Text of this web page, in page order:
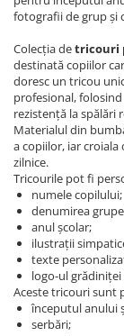
fotografii de grup și
Colecția detricouri
destinată copiilor
doresc un tricou
profesional,
rezistență la spălări
Materialul din
a copiilor, iar
zilnice.
Tricourile pot fi
numele copilului;
denumirea
anul școlar;
ilustrații
texte
logo-ul grădiniței
Aceste tricouri sunt
începutul anului
serbări;